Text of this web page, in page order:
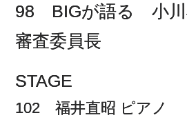
98 BIGが語る 小川
審査委員長
STAGE
102 福井直昭 ピアノ